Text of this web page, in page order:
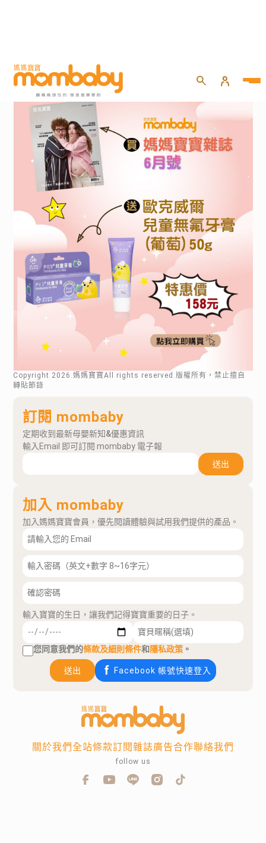
Copyright 2026 .媽媽寶寶All rights reserved.版權所有，禁止擅自
轉貼節錄
訂閱 mombaby
定期收到最新母嬰新知&優惠資訊
輸入Email 即可訂閱 mombaby 電子報
送出
加入 mombaby
加入媽媽寶寶會員，優先閱讀體驗與試用我們提供的產品。
輸入寶寶的生日，讓我們記得寶寶重要的日子。
您同意我們的條款及細則條件和隱私政策 。
送出 Facebook 帳號快速登入
關於我們全站條款訂閱雜誌廣告合作聯絡我們
follow us